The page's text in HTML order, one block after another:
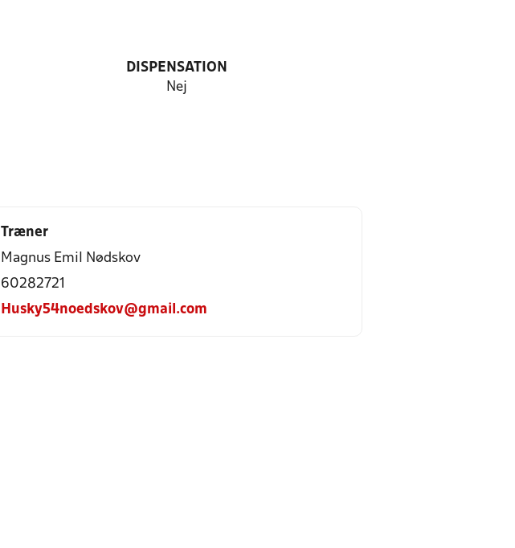
DISPENSATION
Nej
Træner
Magnus Emil Nødskov
60282721
Husky54noedskov@gmail.com